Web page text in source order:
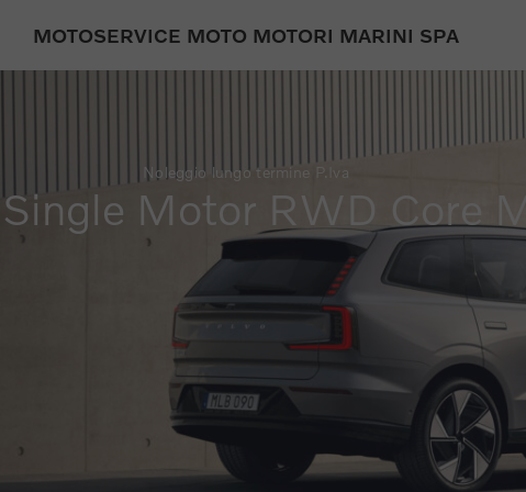
MOTOSERVICE MOTO MOTORI MARINI SPA
Noleggio lungo termine P.Iva
Motor RWD Core